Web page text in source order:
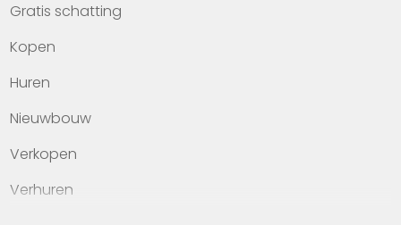
Gratis schatting
Kopen
Huren
Nieuwbouw
Verkopen
Verhuren